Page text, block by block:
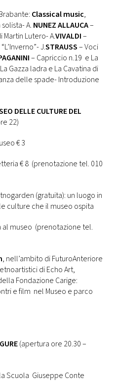
Classical music,
A. NUNEZ ALLAUCA–
Lutero- A.VIVALDI–
J.STRAUSS– Voci
– Capriccio n.19 e La
Gazza ladra e La Cavatina di
delle spade- Introduzione
DELLE CULTURE DEL
22)
€ 3
€ 8 (prenotazione tel. 010
(gratuita): un luogo in
culture che il museo ospita
al museo (prenotazione tel.
, nell’ambito di FuturoAnteriore
di Echo Art,
Fondazione Carige:
e film nel Museo e parco
(apertura ore 20.30 –
Scuola Giuseppe Conte